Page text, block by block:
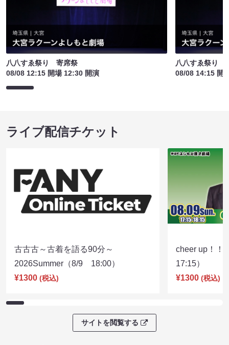
八八すゑ祭り 寄席祭
08/08 12:15 開場 12:30 開演
八八すゑ祭り
08/08 14:15 開
ライブ配信チケット
古古古～古着を語る90分～
2026Summer（8/9 18:00）
¥1300 (税込)
cheer up！
17:15）
¥1300 (税込)
サイトを閲覧する